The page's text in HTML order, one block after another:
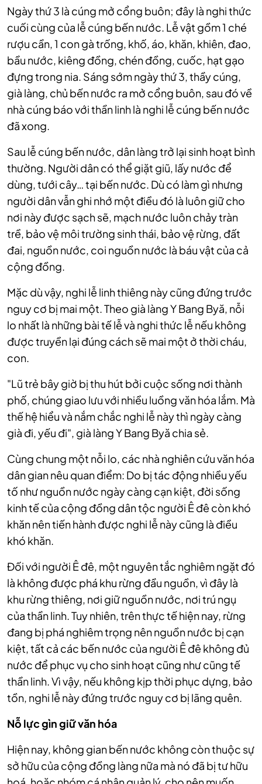
Ngày thứ 3 là cúng mở cổng buôn; đây là nghi thức
cuối cùng của lễ cúng bến nước. Lễ vật gồm 1 ché
rượu cần, 1 con gà trống, khố, áo, khăn, khiên, đao,
bầu nước, kiêng đồng, chén đồng, cuốc, hạt gạo
đựng trong nia. Sáng sớm ngày thứ 3, thầy cúng,
già làng, chủ bến nước ra mở cổng buôn, sau đó về
nhà cúng báo với thần linh là nghi lễ cúng bến nước
đã xong.
Sau lễ cúng bến nước, dân làng trở lại sinh hoạt bình
thường. Người dân có thể giặt giũ, lấy nước để
dùng, tưới cây… tại bến nước. Dù có làm gì nhưng
người dân vẫn ghi nhớ một điều đó là luôn giữ cho
nơi này được sạch sẽ, mạch nước luôn chảy tràn
trề, bảo vệ môi trường sinh thái, bảo vệ rừng, đất
đai, nguồn nước, coi nguồn nước là báu vật của cả
cộng đồng.
Mặc dù vậy, nghi lễ linh thiêng này cũng đứng trước
nguy cơ bị mai một. Theo già làng Y Bang Byă, nỗi
lo nhất là những bài tế lễ và nghi thức lễ nếu không
được truyền lại đúng cách sẽ mai một ở thời cháu,
con.
"Lũ trẻ bây giờ bị thu hút bởi cuộc sống nơi thành
phố, chúng giao lưu với nhiều luồng văn hóa lắm. Mà
thế hệ hiểu và nắm chắc nghi lễ này thì ngày càng
già đi, yếu đi", già làng Y Bang Byă chia sẻ.
Cùng chung một nỗi lo, các nhà nghiên cứu văn hóa
dân gian nêu quan điểm: Do bị tác động nhiều yếu
tố như nguồn nước ngày càng cạn kiệt, đời sống
kinh tế của cộng đồng dân tộc người Ê đê còn khó
khăn nên tiến hành được nghi lễ này cũng là điều
khó khăn.
Đối với người Ê đê, một nguyên tắc nghiêm ngặt đó
là không được phá khu rừng đầu nguồn, vì đây là
khu rừng thiêng, nơi giữ nguồn nước, nơi trú ngụ
của thần linh. Tuy nhiên, trên thực tế hiện nay, rừng
đang bị phá nghiêm trọng nên nguồn nước bị cạn
kiệt, tất cả các bến nước của người Ê đê không đủ
nước để phục vụ cho sinh hoạt cũng như cũng tế
thần linh. Vì vậy, nếu không kịp thời phục dựng, bảo
tồn, nghi lễ này đứng trước nguy cơ bị lãng quên.
Nỗ lực gìn giữ văn hóa
Hiện nay, không gian bến nước không còn thuộc sự
sở hữu của cộng đồng làng nữa mà nó đã bị tư hữu